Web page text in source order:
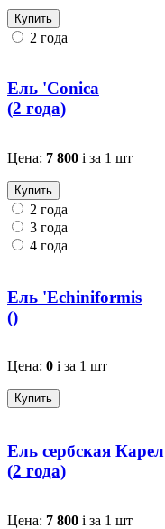
Купить
2 года
Ель 'Conica
(2 года)
Цена: 7 800 i за 1 шт
Купить
2 года
3 года
4 года
Ель 'Echiniformis
()
Цена: 0 i за 1 шт
Купить
Ель сербская Карел
(2 года)
Цена: 7 800 i за 1 шт